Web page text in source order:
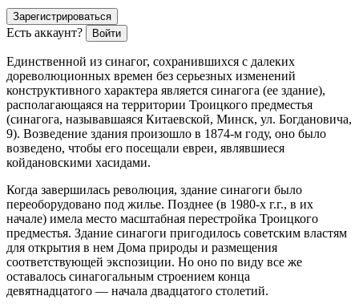
Зарегистрироваться
Есть аккаунт? Войти
Единственной из синагог, сохранившихся с далеких
дореволюционных времен без серьезных изменений
конструктивного характера является синагога (ее здание),
располагающаяся на территории Троицкого предместья
(синагога, называвшаяся Китаевской, Минск, ул. Богдановича,
9). Возведение здания произошло в 1874-м году, оно было
возведено, чтобы его посещали евреи, являвшиеся
койдановскими хасидами.
Когда завершилась революция, здание синагоги было
переоборудовано под жилье. Позднее (в 1980-х г.г., в их
начале) имела место масштабная перестройка Троицкого
предместья. Здание синагоги пригодилось советским властям
для открытия в нем Дома природы и размещения
соответствующей экспозиции. Но оно по виду все же
оставалось синагогальным строением конца
девятнадцатого — начала двадцатого столетий.